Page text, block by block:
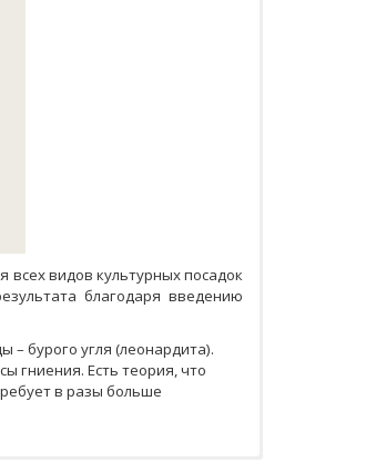
всех видов культурных посадок
благодаря введению
бурого угля (леонардита).
гниения. Есть теория, что
в разы больше